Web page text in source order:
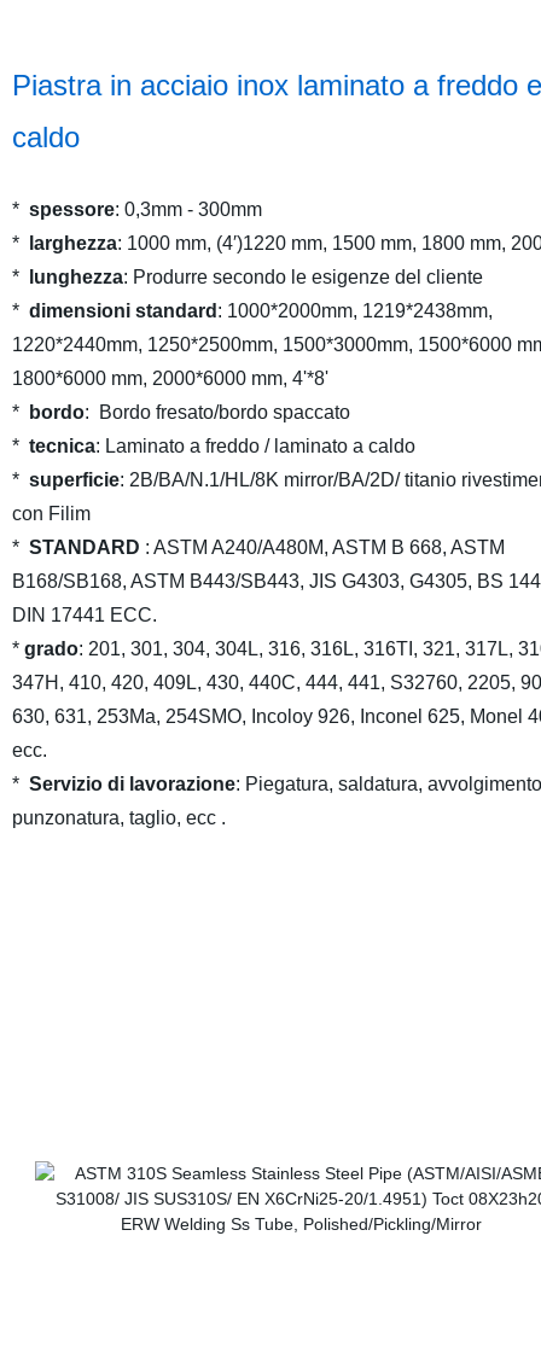
Piastra in acciaio inox laminato a freddo
caldo
* spessore: 0,3mm - 300mm
*
larghezza: 1000 mm, (4′)1220 mm, 1500 mm, 1800 mm,
*
lunghezza: Produrre secondo le esigenze del cliente
* dimensioni standard : 1000*2000mm, 1219*2438mm,
1220*2440mm, 1250*2500mm, 1500*3000mm, 1500*6000
1800*6000 mm, 2000*6000 mm, 4'*8'
*
bordo: Bordo fresato/bordo spaccato
* tecnica: Laminato a freddo / laminato a caldo
* superficie: 2B/BA/N.1/HL/8K mirror/BA/2D/ titanio
con Filim
* STANDARD : ASTM A240/A480M, ASTM B 668, ASTM
B168/SB168, ASTM B443/SB443, JIS G4303, G4305, BS
DIN 17441 ECC.
*grado: 201, 301, 304, 304L, 316, 316L, 316TI, 321, 317L,
347H, 410, 420, 409L, 430, 440C, 444, 441, S32760, 2205,
630, 631, 253Ma, 254SMO, Incoloy 926, Inconel 625, Monel
ecc.
* Servizio di lavorazione: Piegatura, saldatura,
punzonatura, taglio, ecc .